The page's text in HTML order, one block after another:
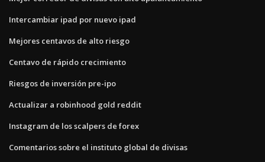
Intercambiar ipad por nuevo ipad
Mejores centavos de alto riesgo
Centavo de rápido crecimiento
Riesgos de inversión pre-ipo
Actualizar a robinhood gold reddit
Instagram de los scalpers de forex
Comentarios sobre el instituto global de divisas